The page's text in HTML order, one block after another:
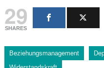
29
SHARES
Beziehungsmanagement